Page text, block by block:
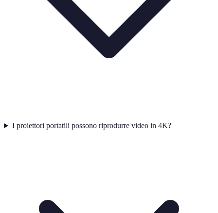
I proiettori portatili possono riprodurre video in 4K?